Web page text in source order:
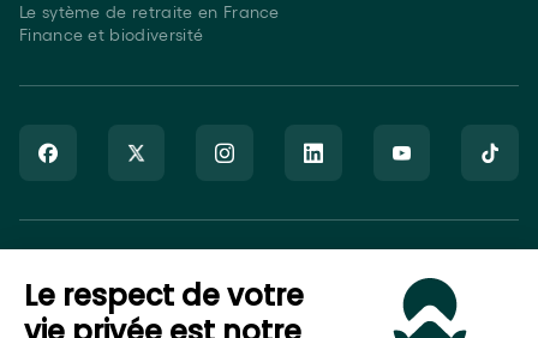
Le respect de votre
Le sytème de retraite en France
Finance et biodiversité
20007544 en tant que Courtier en Assurance (COA), Mandataire
non-exclusif en opérations de banque et en services de